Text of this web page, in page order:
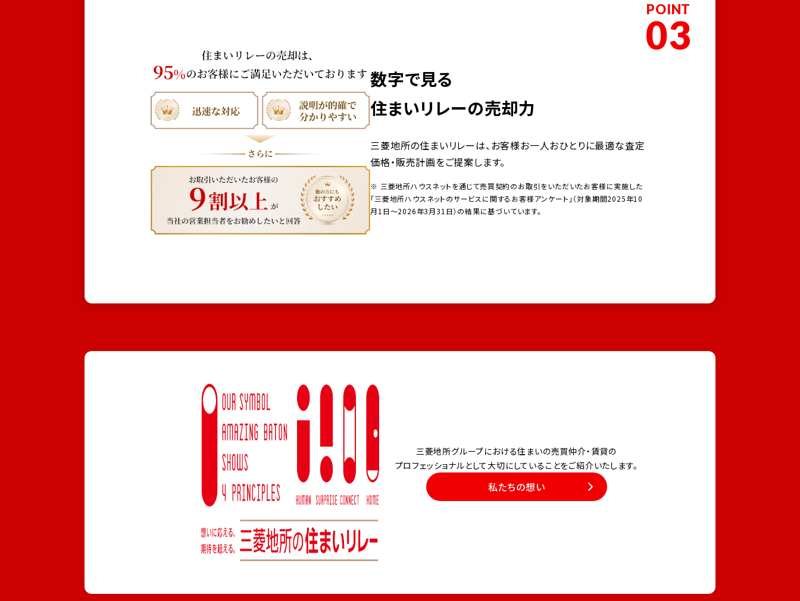
POINT
03
数字で見る
住まいリレーの売却力
三菱地所の住まいリレーは、お客様お一人おひとりに最適な査定
価格・販売計画をご提案します。
※ 三菱地所ハウスネットを通じて売買契約のお取引をいただいたお客様に実施した
「三菱地所ハウスネットのサービスに関するお客様アンケート」（対象期間2025年10
月1日～2026年3月31日）の結果に基づいています。
三菱地所グループにおける住まいの売買仲介・賃貸の
プロフェッショナルとして大切にしていることをご紹介いたします。
私たちの想い